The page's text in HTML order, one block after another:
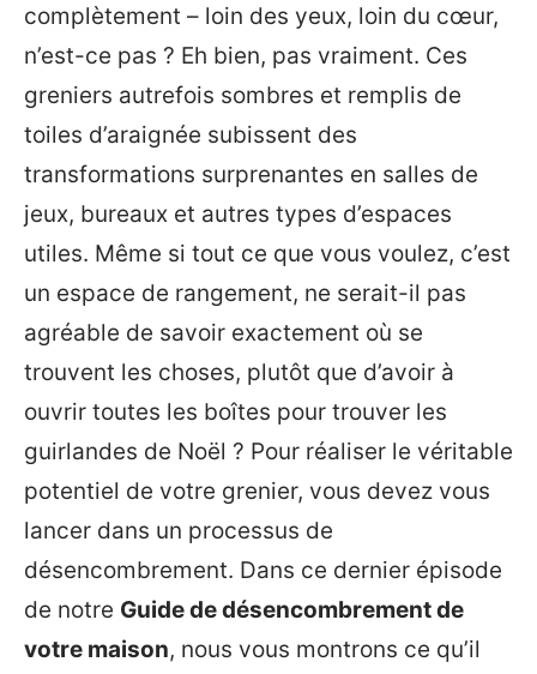
complètement – loin des yeux, loin du cœur,
n’est-ce pas ? Eh bien, pas vraiment. Ces
greniers autrefois sombres et remplis de
toiles d’araignée subissent des
transformations surprenantes en salles de
jeux, bureaux et autres types d’espaces
utiles. Même si tout ce que vous voulez, c’est
un espace de rangement, ne serait-il pas
agréable de savoir exactement où se
trouvent les choses, plutôt que d’avoir à
ouvrir toutes les boîtes pour trouver les
guirlandes de Noël ? Pour réaliser le véritable
potentiel de votre grenier, vous devez vous
lancer dans un processus de
désencombrement. Dans ce dernier épisode
de notre Guide de désencombrement de
votre maison, nous vous montrons ce qu’il